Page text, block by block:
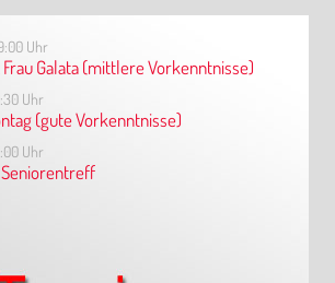
Uhr
Galata (mittlere Vorkenntnisse)
Uhr
(gute Vorkenntnisse)
Uhr